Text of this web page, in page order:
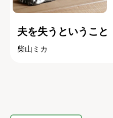
夫を失うということ
柴山ミカ